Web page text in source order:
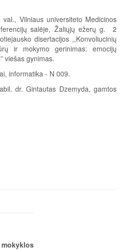
Vilniaus universiteto Medicinos
salėje, Žaliųjų ežerų g. 2
disertacijos ,,Konvoliucinių
ir mokymo gerinimas: emocijų
viešas gynimas.
informatika - N 009.
dr. Gintautas Dzemyda, gamtos